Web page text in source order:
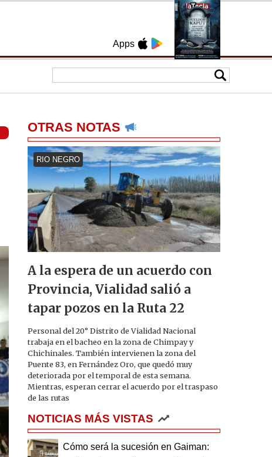
Apps
OTRAS NOTAS
RIO NEGRO
A la espera de un acuerdo con
Provincia, Vialidad salió a
tapar pozos en la Ruta 22
Personal del 20° Distrito de Vialidad Nacional
trabaja en el bacheo en la zona de Chimpay y
Chichinales. También intervienen la zona del
Puente 83, en Fernández Oro, que quedó muy
deteriorada por el temporal de esta semana.
Mientras, esperan cerrar el acuerdo por el traspaso
de las rutas
NOTICIAS MÁS VISTAS
Cómo será la sucesión en Gaiman: